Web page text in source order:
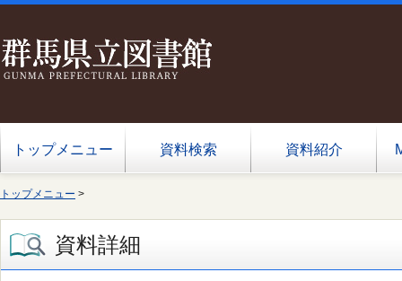
トップメニュー 資料検索 資料紹介
トップメニュー >
資料詳細